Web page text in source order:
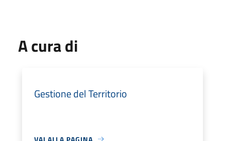
A cura di
Gestione del Territorio